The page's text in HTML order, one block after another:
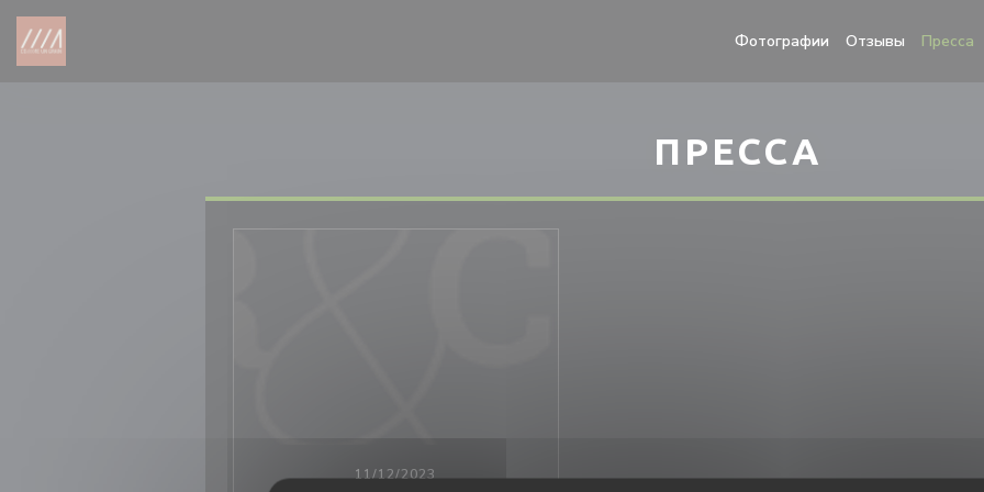
Панель управления cookies
Фотографии Отзывы Пресса
ПРЕССА
11/12/2023